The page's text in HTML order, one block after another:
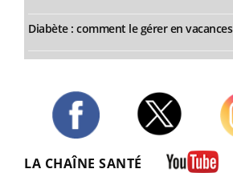
Diabète : comment le gérer en vacances
LA CHAÎNE SANTÉ